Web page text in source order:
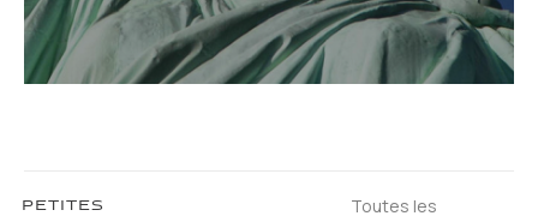
PETITES
Toutes les